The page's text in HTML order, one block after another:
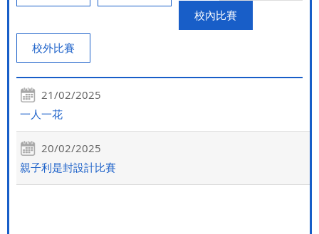
校內比賽
校外比賽
21/02/2025
一人一花
20/02/2025
親子利是封設計比賽